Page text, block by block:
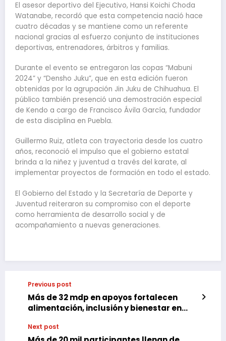
El asesor deportivo del Ejecutivo, Hansi Koichi Choda
Watanabe, recordó que esta competencia nació hace
cuatro décadas y se mantiene como un referente
nacional gracias al esfuerzo conjunto de instituciones
deportivas, entrenadores, árbitros y familias.
Durante el evento se entregaron las copas “Mabuni
2024” y “Densho Juku”, que en esta edición fueron
obtenidas por la agrupación Jin Juku de Chihuahua. El
público también presenció una demostración especial
de Kendo a cargo de Francisco Ávila García, fundador
de esta disciplina en Puebla.
Guillermo Ruiz, atleta con trayectoria desde los cuatro
años, reconoció el impulso que el gobierno estatal
brinda a la niñez y juventud a través del karate, al
implementar proyectos de formación en todo el estado.
El Gobierno del Estado y la Secretaría de Deporte y
Juventud reiteraron su compromiso con el deporte
como herramienta de desarrollo social y de
acompañamiento a nuevas generaciones.
Previous post
Más de 32 mdp en apoyos fortalecen
alimentación, inclusión y bienestar en
Next post